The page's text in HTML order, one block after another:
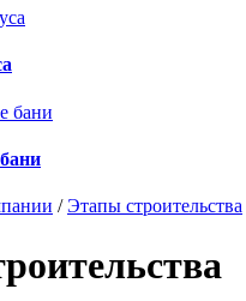
/ Этапы строительства